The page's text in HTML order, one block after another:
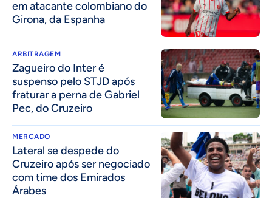
em atacante colombiano do
Girona, da Espanha
ARBITRAGEM
Zagueiro do Inter é
suspenso pelo STJD após
fraturar a perna de Gabriel
Pec, do Cruzeiro
MERCADO
Lateral se despede do
Cruzeiro após ser negociado
com time dos Emirados
Árabes